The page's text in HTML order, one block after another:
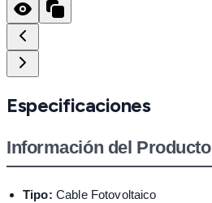
Especificaciones
Información del Producto
Tipo: Cable Fotovoltaico